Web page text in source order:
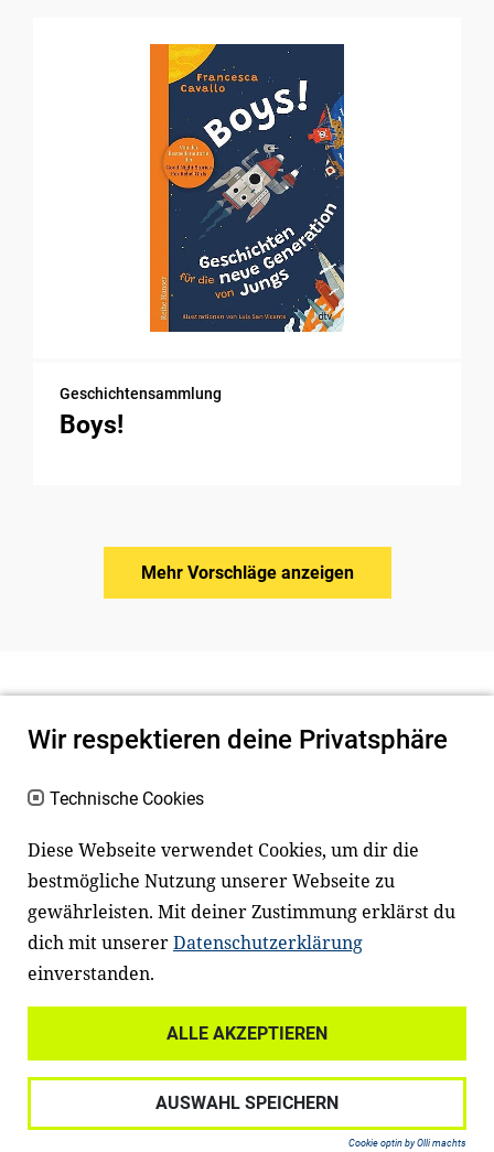
Geschichtensammlung
Boys!
Mehr Vorschläge anzeigen
Newsletter
Facebook LinkedIn
Datenschutz
Haftungsausschluss
Impressum
Wir respektieren deine Privatsphäre
Technische Cookies
Diese Webseite verwendet Cookies, um dir die
bestmögliche Nutzung unserer Webseite zu
gewährleisten. Mit deiner Zustimmung erklärst du
dich mit unsererDatenschutzerklärung
einverstanden.
ALLE AKZEPTIEREN
AUSWAHL SPEICHERN
Cookie optin by Olli machts